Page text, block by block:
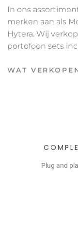
In ons
merken aan als
Hytera. Wij
portofoon sets
WAT
Plug and